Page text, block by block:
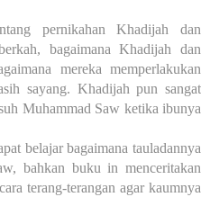
pernikahan Khadijah dan
bagaimana Khadijah dan
mereka memperlakukan
sayang. Khadijah pun sangat
Muhammad Saw ketika ibunya
belajar bagaimana tauladannya
bahkan buku in menceritakan
terang-terangan agar kaumnya